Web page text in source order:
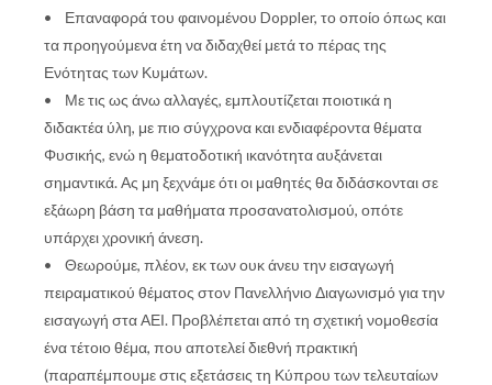
• Επαναφορά του φαινομένου Doppler, το οποίο όπως και
τα προηγούμενα έτη να διδαχθεί μετά το πέρας της
Ενότητας των Κυμάτων.
• Με τις ως άνω αλλαγές, εμπλουτίζεται ποιοτικά η
διδακτέα ύλη, με πιο σύγχρονα και ενδιαφέροντα θέματα
Φυσικής, ενώ η θεματοδοτική ικανότητα αυξάνεται
σημαντικά. Ας μη ξεχνάμε ότι οι μαθητές θα διδάσκονται σε
εξάωρη βάση τα μαθήματα προσανατολισμού, οπότε
υπάρχει χρονική άνεση.
• Θεωρούμε, πλέον, εκ των ουκ άνευ την εισαγωγή
πειραματικού θέματος στον Πανελλήνιο Διαγωνισμό για την
εισαγωγή στα ΑΕΙ. Προβλέπεται από τη σχετική νομοθεσία
ένα τέτοιο θέμα, που αποτελεί διεθνή πρακτική
(παραπέμπουμε στις εξετάσεις τη Κύπρου των τελευταίων